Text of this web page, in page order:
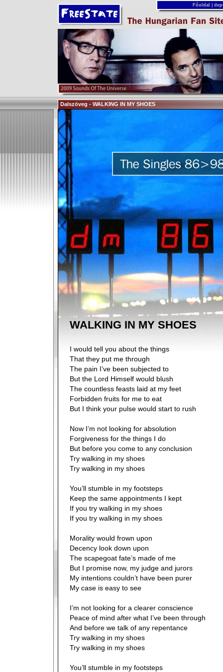
Főoldal
Dalszöveg - WALKING IN MY SHOES
WALKING IN MY SHOES
I would tell you about the things
That they put me through
The pain I’ve been subjected to
But the Lord Himself would blush
The countless feasts laid at my feet
Forbidden fruits for me to eat
But I think your pulse would start to rush
Now I’m not looking for absolution
Forgiveness for the things I do
But before you come to any conclusion
Try walking in my shoes
Try walking in my shoes
You’ll stumble in my footsteps
Keep the same appointments I kept
If you try walking in my shoes
If you try walking in my shoes
Morality would frown upon
Decency look down upon
The scapegoat fate’s made of me
But I promise now, my judge and jurors
My intentions couldn’t have been purer
My case is easy to see
I’m not looking for a clearer conscience
Peace of mind after what I’ve been through
And before we talk of any repentance
Try walking in my shoes
Try walking in my shoes
You’ll stumble in my footsteps